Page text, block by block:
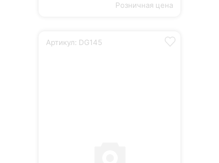
Розничная цена
Артикул: DG145